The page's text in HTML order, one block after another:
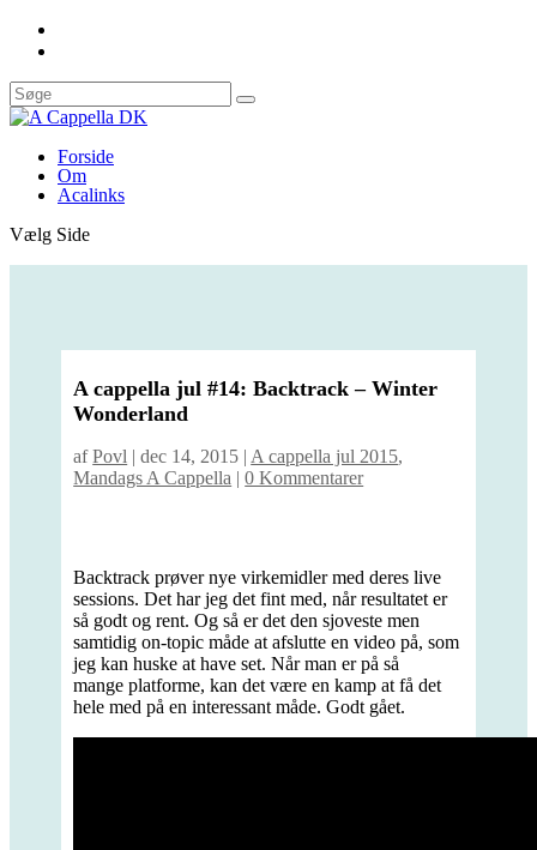
Forside
Om
Acalinks
Vælg Side
A cappella jul #14: Backtrack – Winter
Wonderland
afPovl |dec 14, 2015 | A cappella jul 2015,
Mandags A Cappella |0 Kommentarer
Backtrack prøver nye virkemidler med deres live
sessions. Det har jeg det fint med, når resultatet er
så godt og rent. Og så er det den sjoveste men
samtidig on-topic måde at afslutte en video på, som
jeg kan huske at have set. Når man er på så
mange platforme, kan det være en kamp at få det
hele med på en interessant måde. Godt gået.